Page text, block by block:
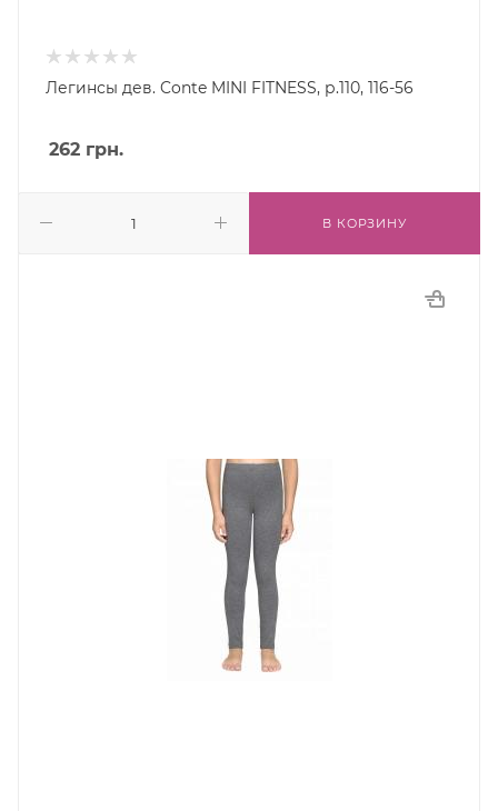
Легинсы дев. Conte MINI FITNESS, р.110, 116-56
262 грн.
В КОРЗИНУ